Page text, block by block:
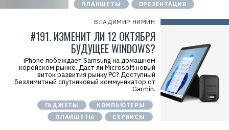
ПЛАНШЕТЫ
ПРЕЗЕНТАЦИЯ
ВЛАДИМИР НИМИН
#191. ИЗМЕНИТ ЛИ 12 ОКТЯБРЯ
БУДУЩЕЕ WINDOWS?
iPhone побеждает Samsung на домашнем
корейском рынке. Даст ли Microsoft новый
виток развития рынку PC? Доступный
безлимитный спутниковый коммуникатор от
Garmin.
ГАДЖЕТЫ
КОМПЬЮТЕРЫ
ПЛАНШЕТЫ
СЕРВИСЫ